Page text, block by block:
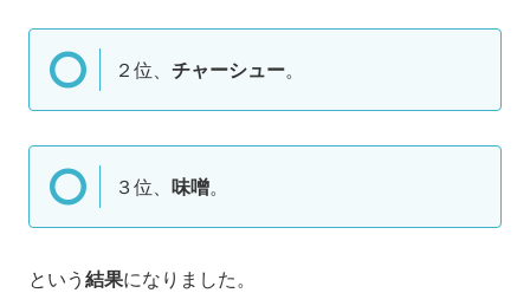
２位、 チャーシュー。
３位、 味噌。
という結果になりました。